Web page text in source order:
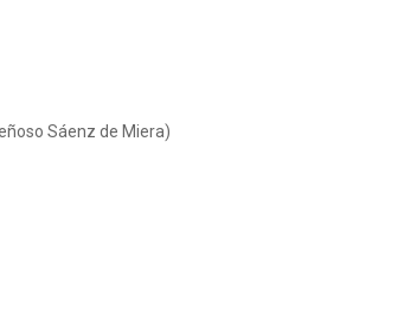
Sáenz de Miera)